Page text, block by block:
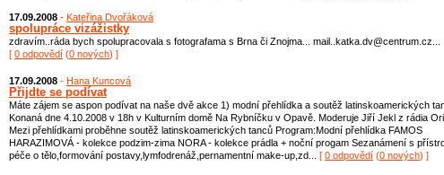
17.09.2008 - Kateřina Dvořáková
spolupráce vizážistky
zdravím..ráda bych spolupracovala s fotografama s Brna či Znojma... mail..katka.dv@centrum.cz...
[ 0 odpovědí (0 nových) ]
17.09.2008 - Hana Kuncová
Přijdte se podívat
Máte zájem se aspon podívat na naše dvě akce 1) modní přehlídka a soutěž latinskoamerických
Konaná dne 4.10.2008 v 18h v Kulturním domě Na Rybníčku v Opavě. Moderuje Jiří Jekl z rádia
Mezi přehlídkami proběhne soutěž latinskoamerických tanců Program:Modní přehlídka FAMOS
HARAZIMOVÁ - kolekce podzim-zima NORA - kolekce prádla + noční progam Sezanámení s
péče o tělo,formování postavy,lymfodrenáž,pernamentní make-up,zd... [ 0 odpovědí (0 nových) ]